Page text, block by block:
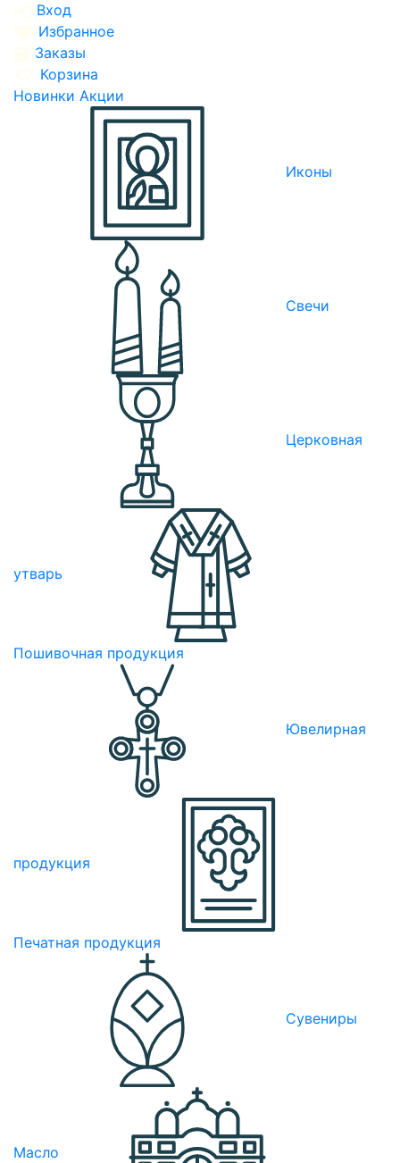
Вход
Избранное
Заказы
Корзина
Новинки Акции
Иконы
Свечи
Церковная
утварь
Пошивочная продукция
Ювелирная
продукция
Печатная продукция
Сувениры
Масло